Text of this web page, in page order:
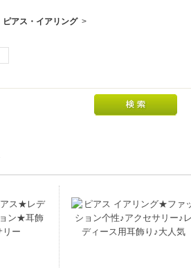
ピアス・イアリング >